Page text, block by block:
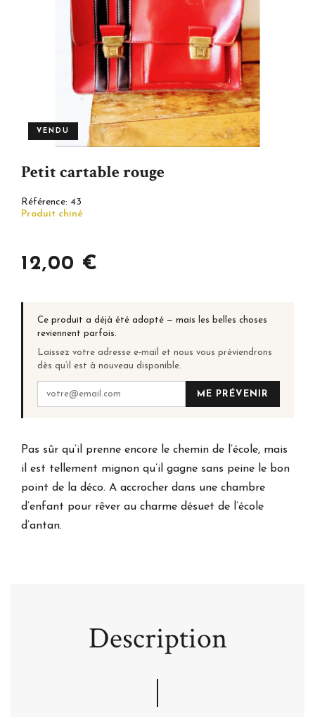
VENDU
Petit cartable rouge
Référence: 43
Produit chiné
12,00 €
Ce produit a déjà été adopté — mais les belles choses
reviennent parfois.
Laissez votre adresse e-mail et nous vous préviendrons
dès qu’il est à nouveau disponible.
ME PRÉVENIR
Pas sûr qu’il prenne encore le chemin de l’école, mais
il est tellement mignon qu’il gagne sans peine le bon
point de la déco. A accrocher dans une chambre
d’enfant pour rêver au charme désuet de l’école
d’antan.
Description